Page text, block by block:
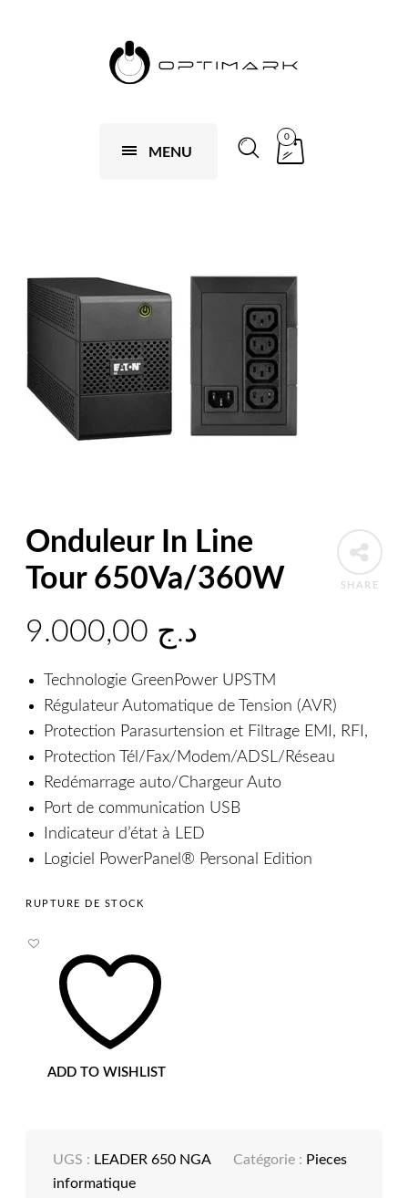
MENU
0
SHARE
Onduleur In Line
Tour 650Va/360W
د.ج
Technologie GreenPower UPSTM
Régulateur Automatique de Tension (AVR)
Protection Parasurtension et Filtrage EMI, RFI,
Protection Tél/Fax/Modem/ADSL/Réseau
Redémarrage auto/Chargeur Auto
Port de communication USB
Indicateur d’état à LED
Logiciel PowerPanel® Personal Edition
RUPTURE DE STOCK
ADD TO WISHLIST
UGS : LEADER 650 NGA Catégorie : Pieces
informatique